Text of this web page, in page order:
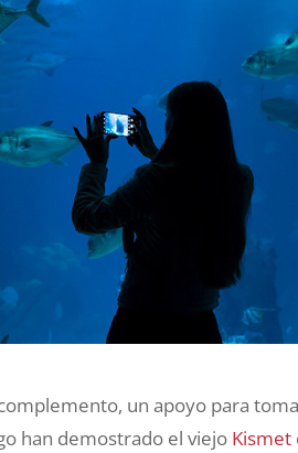
un apoyo para
han demostrado el viejo Kismet